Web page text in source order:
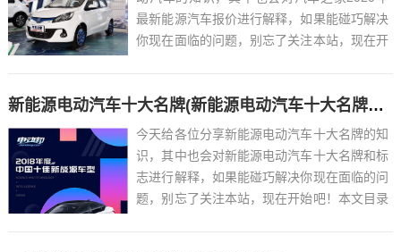
最新能源汽车报价进行解释，如果能碰巧解决
你现在面临的问题，别忘了关注本站，现在开
新能源电动汽车十大名牌(新能源电动汽车十大名牌和标志)
今天给各位分享新能源电动汽车十大名牌的知
识，其中也会对新能源电动汽车十大名牌和标
志进行解释，如果能碰巧解决你现在面临的问
题，别忘了关注本站，现在开始吧！本文目录